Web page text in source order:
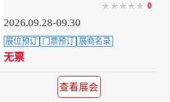
★ ★ ★ ★ ★ 0
2026.09.28-09.30
展位预订 门票预订 展商名录
无票
查看展会